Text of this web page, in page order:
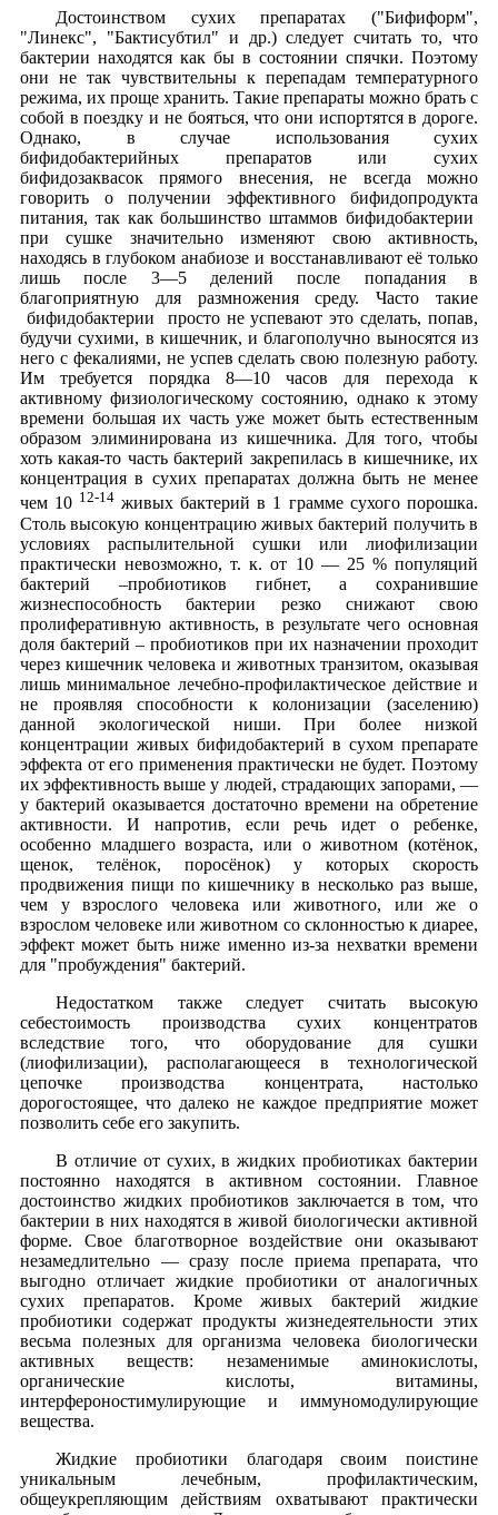
Достоинством сухих препаратах ("Бифиформ",
"Линекс", "Бактисубтил" и др.) следует считать то, что
бактерии находятся как бы в состоянии спячки. Поэтому
они не так чувствительны к перепадам температурного
режима, их проще хранить. Такие препараты можно брать с
собой в поездку и не бояться, что они испортятся в дороге.
Однако, в случае использования сухих
бифидобактерийных препаратов или сухих
бифидозаквасок прямого внесения, не всегда можно
говорить о получении эффективного бифидопродукта
питания, так как большинство штаммов бифидобактерии
при сушке значительно изменяют свою активность,
находясь в глубоком анабиозе и восстанавливают её только
лишь после 3—5 делений после попадания в
благоприятную для размножения среду. Часто такие
бифидобактерии просто не успевают это сделать, попав,
будучи сухими, в кишечник, и благополучно выносятся из
него с фекалиями, не успев сделать свою полезную работу.
Им требуется порядка 8—10 часов для перехода к
активному физиологическому состоянию, однако к этому
времени большая их часть уже может быть естественным
образом элиминирована из кишечника. Для того, чтобы
хоть какая-то часть бактерий закрепилась в кишечнике, их
концентрация в сухих препаратах должна быть не менее
чем 10 12-14 живых бактерий в 1 грамме сухого порошка.
Столь высокую концентрацию живых бактерий получить в
условиях распылительной сушки или лиофилизации
практически невозможно, т. к. от 10 — 25 % популяций
бактерий –пробиотиков гибнет, а сохранившие
жизнеспособность бактерии резко снижают свою
пролиферативную активность, в результате чего основная
доля бактерий – пробиотиков при их назначении проходит
через кишечник человека и животных транзитом, оказывая
лишь минимальное лечебно-профилактическое действие и
не проявляя способности к колонизации (заселению)
данной экологической ниши. При более низкой
концентрации живых бифидобактерий в сухом препарате
эффекта от его применения практически не будет. Поэтому
их эффективность выше у людей, страдающих запорами, —
у бактерий оказывается достаточно времени на обретение
активности. И напротив, если речь идет о ребенке,
особенно младшего возраста, или о животном (котёнок,
щенок, телёнок, поросёнок) у которых скорость
продвижения пищи по кишечнику в несколько раз выше,
чем у взрослого человека или животного, или же о
взрослом человеке или животном со склонностью к диарее,
эффект может быть ниже именно из-за нехватки времени
для "пробуждения" бактерий.
Недостатком также следует считать высокую
себестоимость производства сухих концентратов
вследствие того, что оборудование для сушки
(лиофилизации), располагающееся в технологической
цепочке производства концентрата, настолько
дорогостоящее, что далеко не каждое предприятие может
позволить себе его закупить.
В отличие от сухих, в жидких пробиотиках бактерии
постоянно находятся в активном состоянии. Главное
достоинство жидких пробиотиков заключается в том, что
бактерии в них находятся в живой биологически активной
форме. Свое благотворное воздействие они оказывают
незамедлительно — сразу после приема препарата, что
выгодно отличает жидкие пробиотики от аналогичных
сухих препаратов. Кроме живых бактерий жидкие
пробиотики содержат продукты жизнедеятельности этих
весьма полезных для организма человека биологически
активных веществ: незаменимые аминокислоты,
органические кислоты, витамины,
интерфероностимулирующие и иммуномодулирующие
вещества.
Жидкие пробиотики благодаря своим поистине
уникальным лечебным, профилактическим,
общеукрепляющим действиям охватывают практически